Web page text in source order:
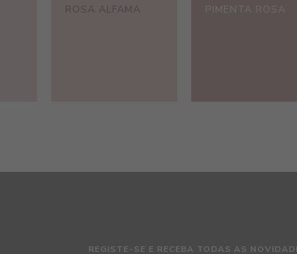
ROSA ALFAMA
PIMENTA ROSA
REGISTE-SE E RECEBA TODAS AS